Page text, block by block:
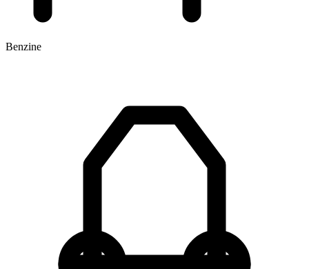
Benzine